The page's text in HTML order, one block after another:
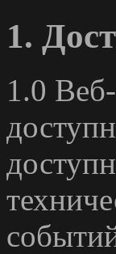
1.
1.0